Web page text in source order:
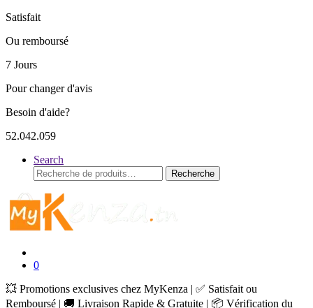
Satisfait
Ou remboursé
7 Jours
Pour changer d'avis
Besoin d'aide?
52.042.059
Search
Recherche
pour :
Recherche
0
💥 Promotions exclusives chez MyKenza | ✅ Satisfait ou
Remboursé | 🚚 Livraison Rapide & Gratuite | 📦 Vérification du